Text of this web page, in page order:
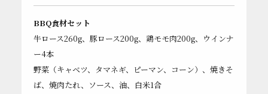
BBQ食材セット
牛ロース260g、豚ロース200g、鶏モモ肉200g、ウインナ
ー4本
野菜（キャベツ、タマネギ、ピーマン、コーン）、焼きそ
ば、焼肉たれ、ソース、油、白米1合